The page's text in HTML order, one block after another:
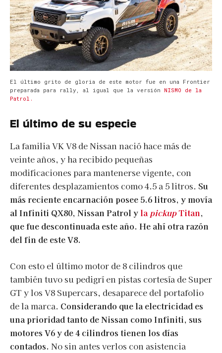
El último grito de gloria de este motor fue en una Frontier
preparada para rally, al igual que la versión NISMO de la
Patrol.
El último de su especie
La familia VK V8 de Nissan nació hace más de
veinte años, y ha recibido pequeñas
modificaciones para mantenerse vigente, con
diferentes desplazamientos como 4.5 a 5 litros. Su
más reciente encarnación posee 5.6 litros, y movía
al Infiniti QX80, Nissan Patrol y lapickupTitan,
que fue descontinuada este año. He ahí otra razón
del fin de este V8.
Con esto el último motor de 8 cilindros que
también tuvo su pedigrí en pistas cortesía de Super
GT y los V8 Supercars, desaparece del portafolio
de la marca. Considerando que la electricidad es
una prioridad tanto de Nissan como Infiniti, sus
motores V6 y de 4 cilindros tienen los días
contados. No sin antes verlos con asistencia